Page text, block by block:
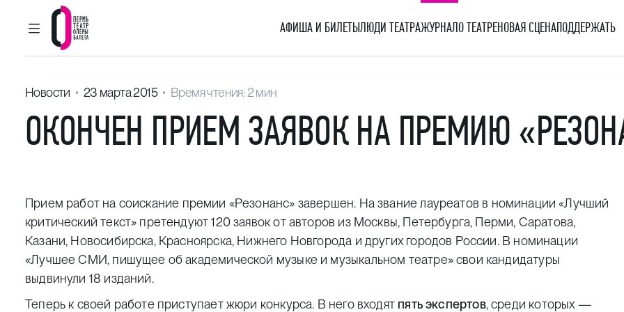
ГЛАВНОЕ МЕНЮ
Пермский театр оперы и балета
АФИША И БИЛЕТЫЛЮДИ ТЕАТРАЖУРНАЛО ТЕАТРЕНОВАЯ СЦЕНАПОДДЕРЖАТЬ
Новости 23 марта 2015 Время чтения: 2 мин
ОКОНЧЕН ПРИЕМ ЗАЯВОК НА ПРЕМИЮ
Прием работ на соискание премии «Резонанс» завершен. На звание лауреатов в номинации «Лучший
критический текст» претендуют 120 заявок от авторов из Москвы, Петербурга, Перми, Саратова,
Казани, Новосибирска, Красноярска, Нижнего Новгорода и других городов России. В номинации
«Лучшее СМИ, пишущее об академической музыке и музыкальном театре» свои кандидатуры
выдвинули 18 изданий.
Теперь к своей работе приступает жюри конкурса. В него входят пять экспертов, среди которых —